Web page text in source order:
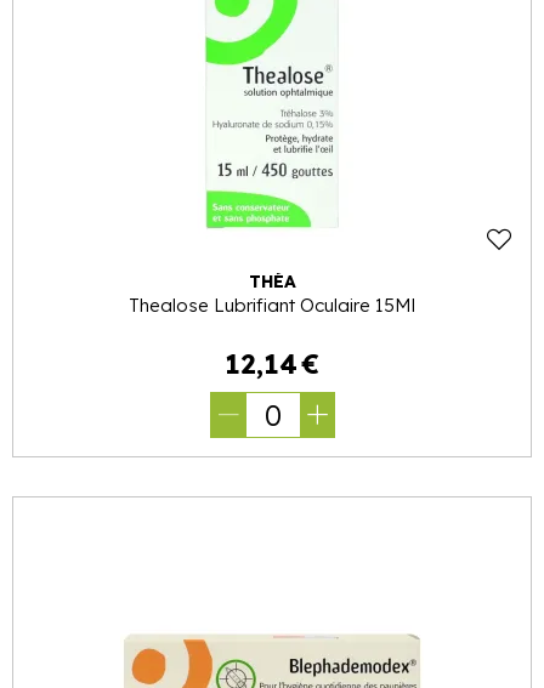
THÉA
Thealose Lubrifiant Oculaire 15Ml
12,14€
0